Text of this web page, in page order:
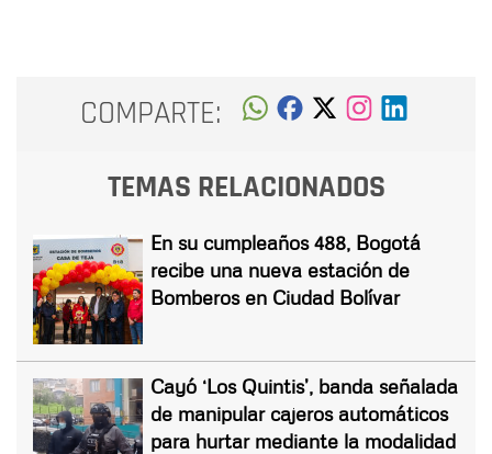
COMPARTE:
TEMAS RELACIONADOS
En su cumpleaños 488, Bogotá
recibe una nueva estación de
Bomberos en Ciudad Bolívar
Cayó ‘Los Quintis’, banda señalada
de manipular cajeros automáticos
para hurtar mediante la modalidad